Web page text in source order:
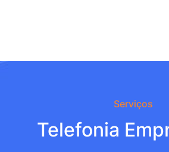
Serviços
Telefonia